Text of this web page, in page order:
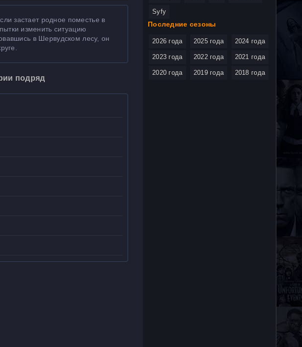
застает родное поместье в
изменить ситуацию
в Шервудском лесу, он
подряд
Syfy
Последние сезоны
2026 года 2025 года 2024 года
2023 года 2022 года 2021 года
2020 года 2019 года 2018 года